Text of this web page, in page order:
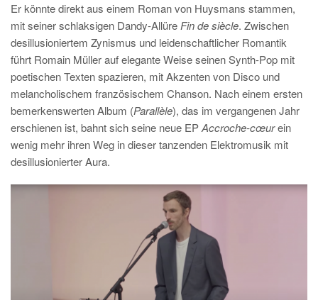
Er könnte direkt aus einem Roman von Huysmans stammen,
mit seiner schlaksigen Dandy-Allüre Fin de siècle. Zwischen
desillusioniertem Zynismus und leidenschaftlicher Romantik
führt Romain Müller auf elegante Weise seinen Synth-Pop mit
poetischen Texten spazieren, mit Akzenten von Disco und
melancholischem französischem Chanson. Nach einem ersten
bemerkenswerten Album (Parallèle), das im vergangenen Jahr
erschienen ist, bahnt sich seine neue EPAccroche-cœurein
wenig mehr ihren Weg in dieser tanzenden Elektromusik mit
desillusionierter Aura.